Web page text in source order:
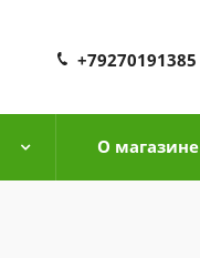
+79270191385
О магазине